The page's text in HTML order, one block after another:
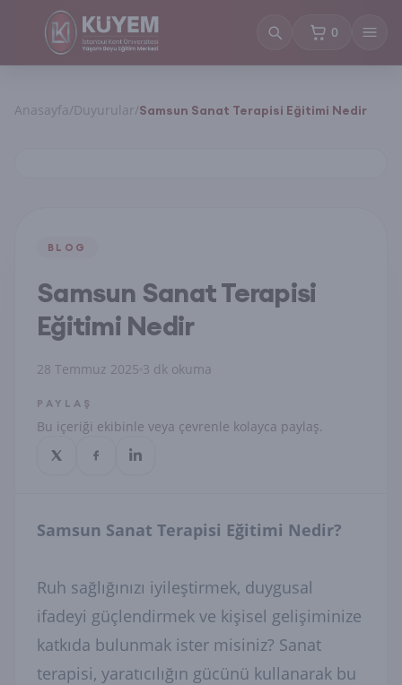
0
sepetteki
Anasayfa/Duyurular/Samsun Sanat Terapisi Eğitimi Nedir
BLOG
Samsun Sanat Terapisi
Eğitimi Nedir
28 Temmuz 2025 3 dk okuma
PAYLAŞ
Bu içeriği ekibinle veya çevrenle kolayca paylaş.
Samsun Sanat Terapisi Eğitimi Nedir?
Ruh sağlığınızı iyileştirmek, duygusal
ifadeyi güçlendirmek ve kişisel gelişiminize
katkıda bulunmak ister misiniz? Sanat
terapisi, yaratıcılığın gücünü kullanarak bu